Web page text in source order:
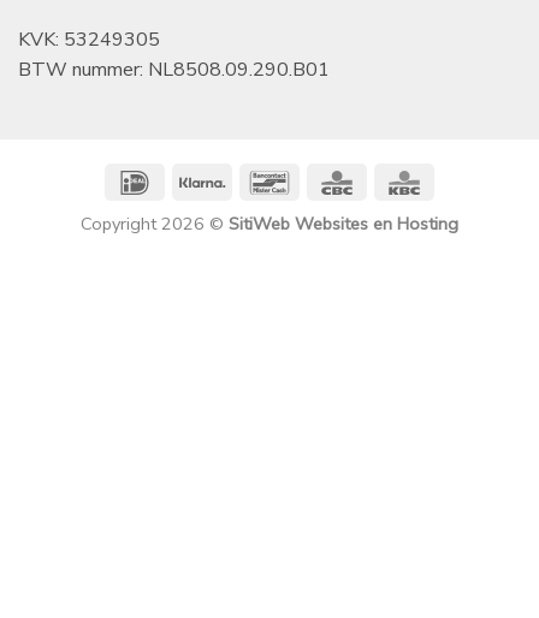
KVK: 53249305
BTW nummer: NL8508.09.290.B01
IDeal Klarna BancontactCBC
Copyright 2026 © SitiWeb Websites en Hosting